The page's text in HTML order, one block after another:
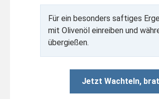
Für ein besonders saftiges
mit Olivenöl einreiben und
übergießen.
Jetzt Wachteln,